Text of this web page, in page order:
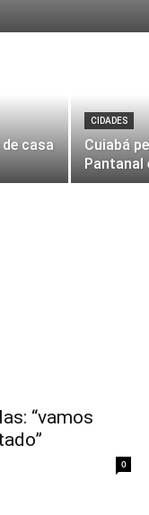
casa
CIDADES
Cuiabá
Pantanal
“vamos
0